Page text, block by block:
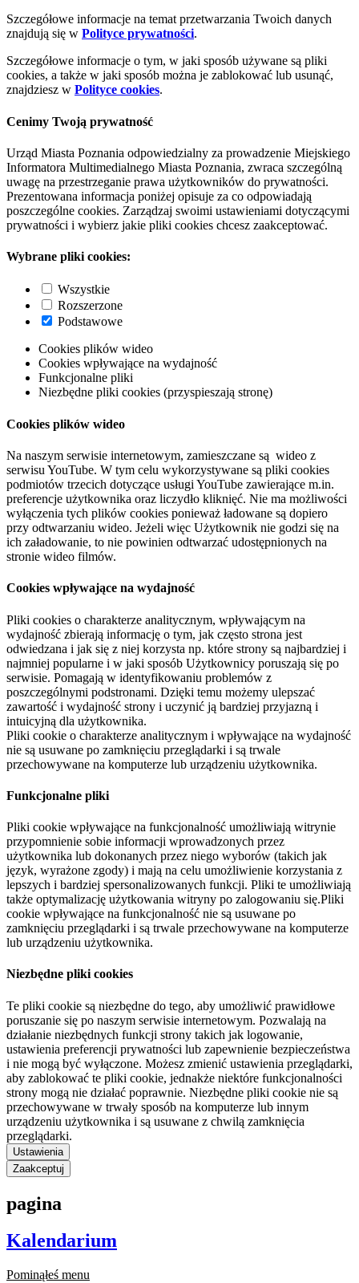
Szczegółowe informacje na temat przetwarzania Twoich danych
znajdują się w Polityce prywatności.
Szczegółowe informacje o tym, w jaki sposób używane są pliki
cookies, a także w jaki sposób można je zablokować lub usunąć,
znajdziesz w Polityce cookies.
Cenimy Twoją prywatność
Urząd Miasta Poznania odpowiedzialny za prowadzenie Miejskiego
Informatora Multimedialnego Miasta Poznania, zwraca szczególną
uwagę na przestrzeganie prawa użytkowników do prywatności.
Prezentowana informacja poniżej opisuje za co odpowiadają
poszczególne cookies. Zarządzaj swoimi ustawieniami dotyczącymi
prywatności i wybierz jakie pliki cookies chcesz zaakceptować.
Wybrane pliki cookies:
Wszystkie
Rozszerzone
Podstawowe
Cookies plików wideo
Cookies wpływające na wydajność
Funkcjonalne pliki
Niezbędne pliki cookies (przyspieszają stronę)
Cookies plików wideo
Na naszym serwisie internetowym, zamieszczane są wideo z
serwisu YouTube. W tym celu wykorzystywane są pliki cookies
podmiotów trzecich dotyczące usługi YouTube zawierające m.in.
preferencje użytkownika oraz liczydło kliknięć. Nie ma możliwości
wyłączenia tych plików cookies ponieważ ładowane są dopiero
przy odtwarzaniu wideo. Jeżeli więc Użytkownik nie godzi się na
ich załadowanie, to nie powinien odtwarzać udostępnionych na
stronie wideo filmów.
Cookies wpływające na wydajność
Pliki cookies o charakterze analitycznym, wpływającym na
wydajność zbierają informację o tym, jak często strona jest
odwiedzana i jak się z niej korzysta np. które strony są najbardziej i
najmniej popularne i w jaki sposób Użytkownicy poruszają się po
serwisie. Pomagają w identyfikowaniu problemów z
poszczególnymi podstronami. Dzięki temu możemy ulepszać
zawartość i wydajność strony i uczynić ją bardziej przyjazną i
intuicyjną dla użytkownika.
Pliki cookie o charakterze analitycznym i wpływające na wydajność
nie są usuwane po zamknięciu przeglądarki i są trwale
przechowywane na komputerze lub urządzeniu użytkownika.
Funkcjonalne pliki
Pliki cookie wpływające na funkcjonalność umożliwiają witrynie
przypomnienie sobie informacji wprowadzonych przez
użytkownika lub dokonanych przez niego wyborów (takich jak
język, wyrażone zgody) i mają na celu umożliwienie korzystania z
lepszych i bardziej spersonalizowanych funkcji. Pliki te umożliwiają
także optymalizację użytkowania witryny po zalogowaniu się.Pliki
cookie wpływające na funkcjonalność nie są usuwane po
zamknięciu przeglądarki i są trwale przechowywane na komputerze
lub urządzeniu użytkownika.
Niezbędne pliki cookies
Te pliki cookie są niezbędne do tego, aby umożliwić prawidłowe
poruszanie się po naszym serwisie internetowym. Pozwalają na
działanie niezbędnych funkcji strony takich jak logowanie,
ustawienia preferencji prywatności lub zapewnienie bezpieczeństwa
i nie mogą być wyłączone. Możesz zmienić ustawienia przeglądarki,
aby zablokować te pliki cookie, jednakże niektóre funkcjonalności
strony mogą nie działać poprawnie. Niezbędne pliki cookie nie są
przechowywane w trwały sposób na komputerze lub innym
urządzeniu użytkownika i są usuwane z chwilą zamknięcia
przeglądarki.
Ustawienia
Zaakceptuj
pagina
Kalendarium
Pominąłeś menu